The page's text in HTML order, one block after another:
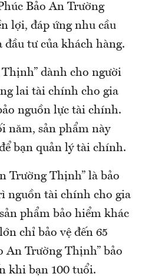
Bảo An Trường
lợi, đáp ứng nhu cầu
tư của khách hàng.
dành cho người
lai tài chính cho gia
nguồn lực tài chính.
năm, sản phẩm này
bạn quản lý tài chính.
Trường Thịnh” là bảo
nguồn tài chính cho gia
phẩm bảo hiểm khác
chỉ bảo vệ đến 65
An Trường Thịnh” bảo
khi bạn 100 tuổi.